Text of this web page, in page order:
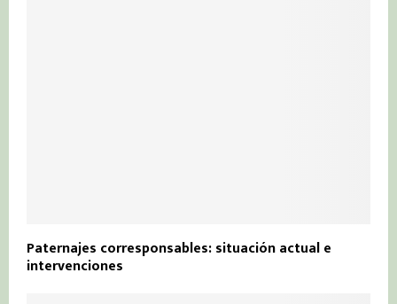
Paternajes corresponsables: situación actual e
intervenciones